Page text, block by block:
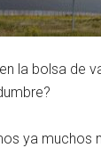
la bolsa de
ya muchos